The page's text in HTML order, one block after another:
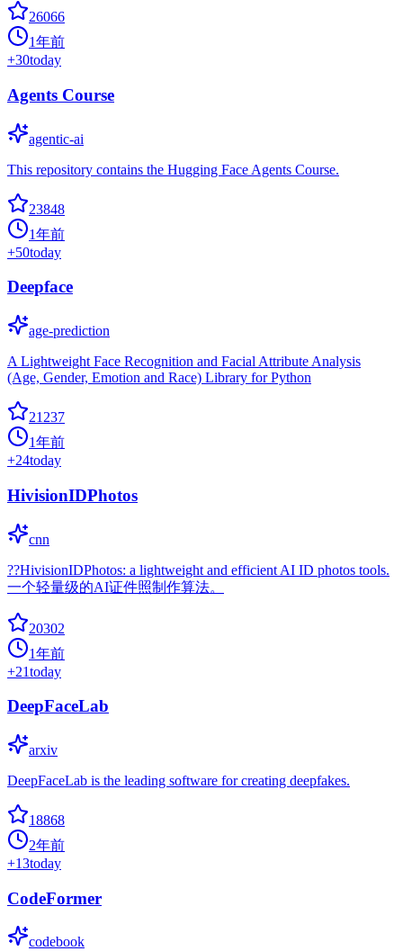
26066
1年前
+30today
Agents Course
agentic-ai
This repository contains the Hugging Face Agents Course.
23848
1年前
+50today
Deepface
age-prediction
A Lightweight Face Recognition and Facial Attribute Analysis
(Age, Gender, Emotion and Race) Library for Python
21237
1年前
+24today
HivisionIDPhotos
cnn
??HivisionIDPhotos: a lightweight and efficient AI ID photos tools.
一个轻量级的AI证件照制作算法。
20302
1年前
+21today
DeepFaceLab
arxiv
DeepFaceLab is the leading software for creating deepfakes.
18868
2年前
+13today
CodeFormer
codebook